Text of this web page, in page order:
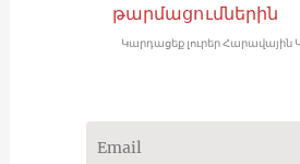
թարմացումներին
Կարդացեք լուրեր Հարավային